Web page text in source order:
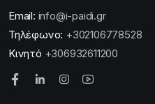
Email: info@i-paidi.gr
Τηλέφωνο: +302106778528
Κινητό +306932611200